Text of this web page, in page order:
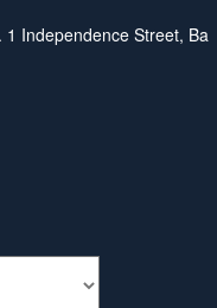
Independence Street, Ba